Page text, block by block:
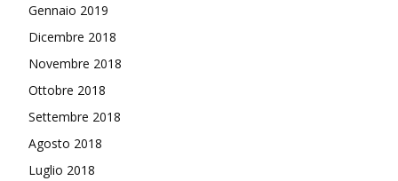
Gennaio 2019
Dicembre 2018
Novembre 2018
Ottobre 2018
Settembre 2018
Agosto 2018
Luglio 2018